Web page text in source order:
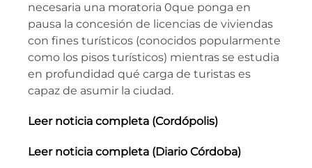
necesaria una moratoria 0que ponga en
pausa la concesión de licencias de viviendas
con fines turísticos (conocidos popularmente
como los pisos turísticos) mientras se estudia
en profundidad qué carga de turistas es
capaz de asumir la ciudad.
Leer noticia completa (Cordópolis)
Leer noticia completa (Diario Córdoba)